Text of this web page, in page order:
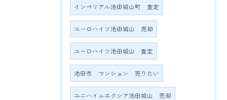
インペリアル池田城山町 査定
ユーロハイツ池田城山 売却
ユーロハイツ池田城山 査定
池田市 マンション 売りたい
ユニハイムエクシア池田城山 売却